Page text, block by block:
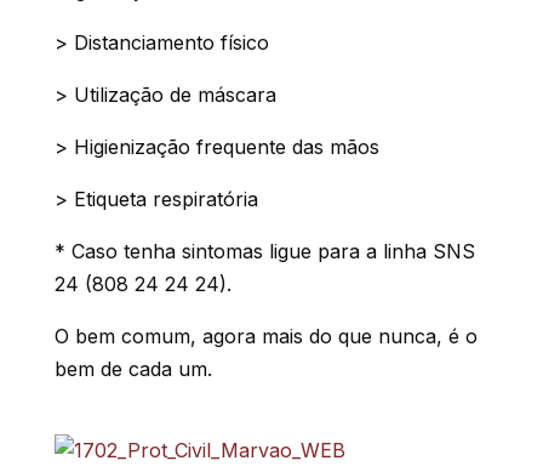
> Distanciamento físico
> Utilização de máscara
> Higienização frequente das mãos
> Etiqueta respiratória
* Caso tenha sintomas ligue para a linha SNS
24 (808 24 24 24).
O bem comum, agora mais do que nunca, é o
bem de cada um.